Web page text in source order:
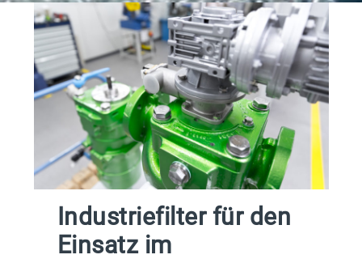
Industriefilter für den
Einsatz im